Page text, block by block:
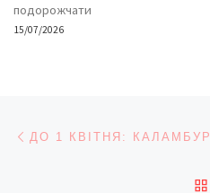
подорожчати
15/07/2026
Навігація
ДО 1 КВІТНЯ: